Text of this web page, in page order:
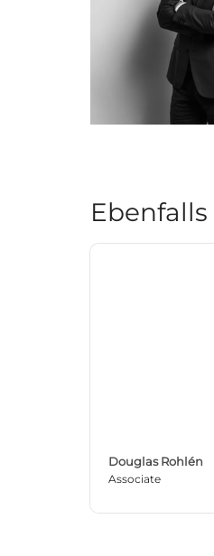
Douglas Rohlén
Associate